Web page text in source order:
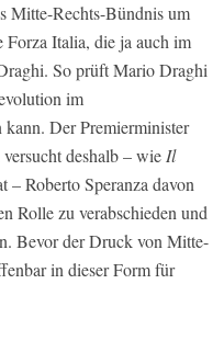
Mitte-Rechts-Bündnis um
Italia, die ja auch im
So prüft Mario Draghi
im
Der Premierminister
deshalb – wieIl
– Roberto Speranza davon
Rolle zu verabschieden und
Bevor der Druck von Mitte-
in dieser Form für